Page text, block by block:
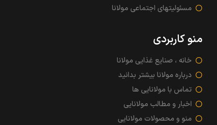
مسئولیتهای اجتماعی مولانا
منو کاربردی
خانه ، صنایع غذایی مولانا
درباره مولانا بیشتر بدانید
تماس با مولانایی ها
اخبار و مطالب مولانایی
منو و محصولات مولانایی